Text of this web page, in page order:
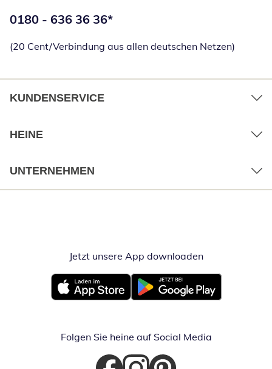
Telefonnummer:
0180 - 636 36 36*
(20 Cent/Verbindung aus allen deutschen Netzen)
KUNDENSERVICE
HEINE
UNTERNEHMEN
Jetzt unsere App downloadenÖffnet in
Öffnet in neuem FensterÖffnet in neuem Fenster
Folgen Sie heine auf Social Media